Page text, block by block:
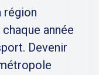
région
année
Devenir